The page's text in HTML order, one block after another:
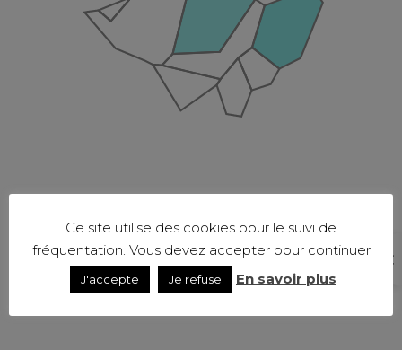
Ce site utilise des cookies pour le suivi de
fréquentation. Vous devez accepter pour continuer
J'accepte Je refuse En savoir plus